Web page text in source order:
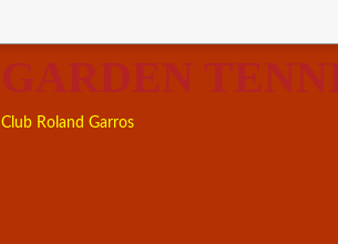
GARDEN
Club Roland Garros